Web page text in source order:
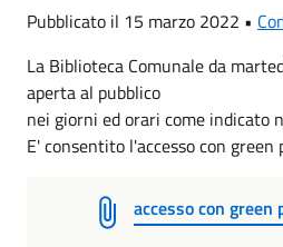
Pubblicato il 15 marzo 2022 •
La Biblioteca Comunale da
aperta al pubblico
nei giorni ed orari come indicato
E' consentito l'accesso con green
accesso con green